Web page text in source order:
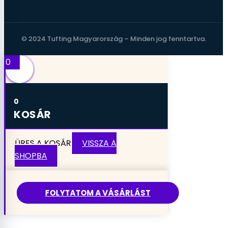
© 2024 Tufting Magyarország – Minden jog fenntartva.
0
0
KOSÁR
ÜRES A KOSÁR
VISSZA A
SHOPBA
FOLYTATOM A VÁSÁRLÁST